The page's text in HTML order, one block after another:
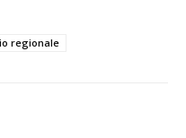
regionale